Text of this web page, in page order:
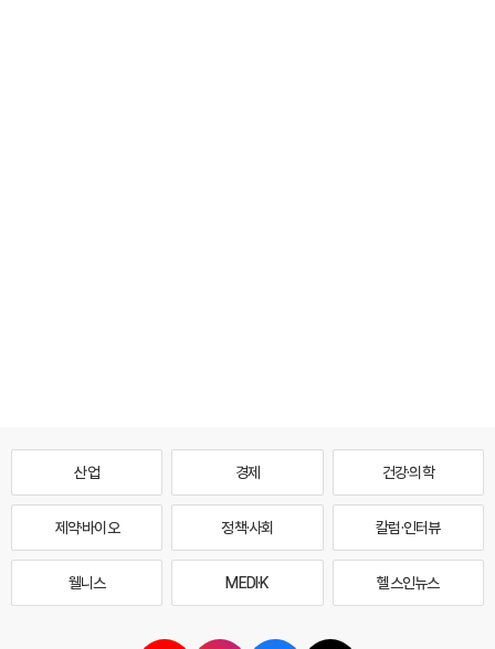
산업 경제 건강·의학
제약·바이오 정책·사회 칼럼·인터뷰
웰니스 MEDI·K 헬스인뉴스